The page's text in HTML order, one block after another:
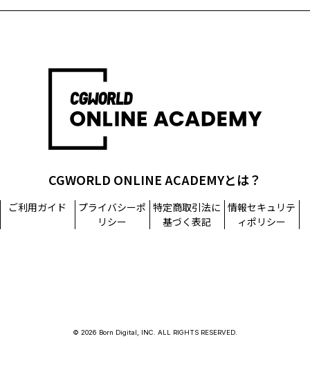
CGWORLD ONLINE ACADEMYとは？
ご利用ガイド
プライバシーポ
リシー
特定商取引法に
基づく表記
情報セキュリテ
ィポリシー
© 2026 Born Digital, INC. ALL RIGHTS RESERVED.